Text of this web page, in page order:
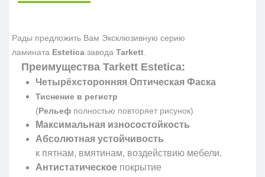
Рады предложить Вам Эксклюзивную серию
ламината Estetica завода Tarkett
Преимущества Tarkett Estetica:
Четырёхсторонняя Оптическая Фаска
Тиснение в регистр
(Рельеф полностью повторяет рисунок)
Максимальная износостойкость
Абсолютная устойчивость
к пятнам, вмятинам, воздействию мебели.
Антистатическое покрытие